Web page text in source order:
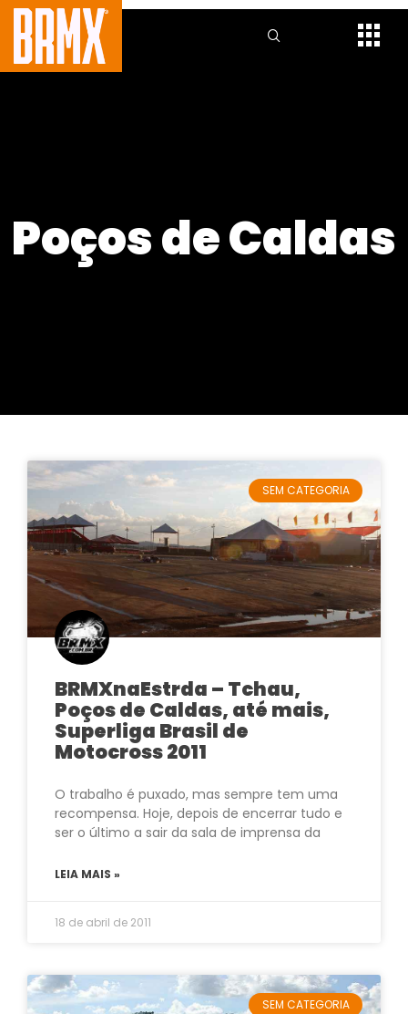
Poços de Caldas
SEM CATEGORIA
BRMXnaEstrda – Tchau,
Poços de Caldas, até mais,
Superliga Brasil de
Motocross 2011
O trabalho é puxado, mas sempre tem uma
recompensa. Hoje, depois de encerrar tudo e
ser o último a sair da sala de imprensa da
LEIA MAIS »
18 de abril de 2011
SEM CATEGORIA